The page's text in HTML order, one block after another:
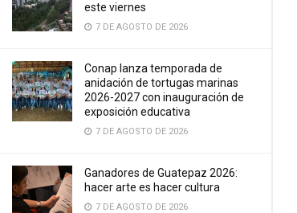
este viernes
7 DE AGOSTO DE 2026
Conap lanza temporada de
anidación de tortugas marinas
2026-2027 con inauguración de
exposición educativa
7 DE AGOSTO DE 2026
Ganadores de Guatepaz 2026:
hacer arte es hacer cultura
7 DE AGOSTO DE 2026